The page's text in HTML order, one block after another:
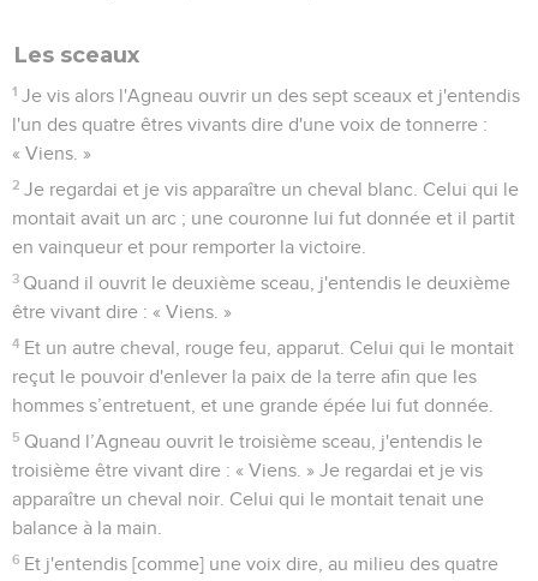
Les sceaux
1 Je vis alors l'Agneau ouvrir un des sept sceaux et j'entendis
l'un des quatre êtres vivants dire d'une voix de tonnerre :
« Viens. »
2 Je regardai et je vis apparaître un cheval blanc. Celui qui le
montait avait un arc ; une couronne lui fut donnée et il partit
en vainqueur et pour remporter la victoire.
3 Quand il ouvrit le deuxième sceau, j'entendis le deuxième
être vivant dire : « Viens. »
4 Et un autre cheval, rouge feu, apparut. Celui qui le montait
reçut le pouvoir d'enlever la paix de la terre afin que les
hommes s’entretuent, et une grande épée lui fut donnée.
5 Quand l’Agneau ouvrit le troisième sceau, j'entendis le
troisième être vivant dire : « Viens. » Je regardai et je vis
apparaître un cheval noir. Celui qui le montait tenait une
balance à la main.
6 Et j'entendis [comme] une voix dire, au milieu des quatre